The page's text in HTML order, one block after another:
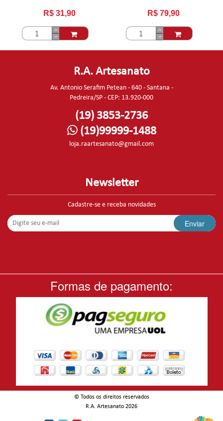
R$ 31,90 R$ 79,90
R.A. Artesanato
Av. Antonio Serafim Petean - 640 - Santana -
Pedreira/SP - CEP: 13.920-000
(19) 3853-2736
(19)99999-1488
loja.raartesanato@gmail.com
Newsletter
Cadastre-se e receba novidades
Enviar
Formas de pagamento:
© Todos os direitos reservados
R.A. Artesanato 2026